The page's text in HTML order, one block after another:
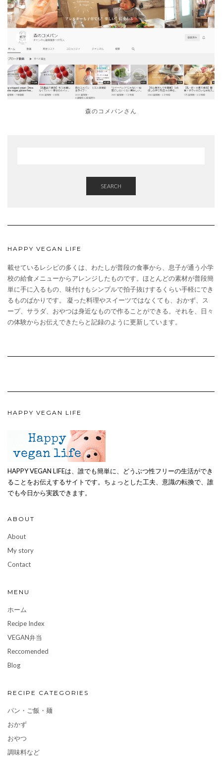
森のコメパンさん
SEARCH
HAPPY VEGAN LIFE
載せているレシピの多くは、わたしが普段の食事から、息子が通う小学
校の給食メニューからアレンジしたものです。ほとんどの素材が普段簡
単に手に入るもの、味付けもシンプルで拍子抜けするくらい手軽にでき
るものばかりです。 凝った料理やスイーツではなくても、おかず、ス
ープ、サラダ、おやつは身近なもので作ることができる。それを、日々
の体験からお伝えできたらと記録のように更新しています。
HAPPY VEGAN LIFE
HAPPY VEGAN LIFEは、誰でも簡単に、どうぶつ性フリーの生活ができ
ることをお伝えするサイトです。ちょっとした工夫、意識の転換で、誰
でも今日から実践できます。
ABOUT
About
My story
Contact
MENU
ホーム
Recipe Index
VEGAN弁当
Reccomended
Blog
RECIPE CATEGORIES
パン・ご飯・麺
おかず
おやつ
調味料など